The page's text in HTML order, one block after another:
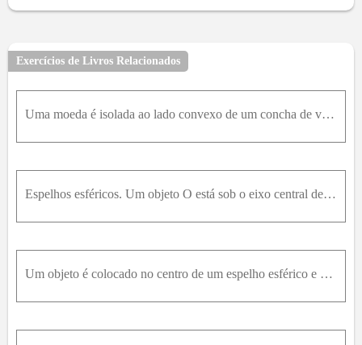
Exercícios de Livros Relacionados
Uma moeda é isolada ao lado convexo de um concha de vidro delgada e esférica com um raio de curvatura de 18,0 cm. Uma imagem da moeda de 1,5 cm de altura é formada há 6,0 cm da concha de vidro. Onde a
Espelhos esféricos. Um objeto O está sob o eixo central de um espelho esférico. Para cada problema a tabela mostra a distância do objeto p (em centímetros), o tipo de espelho e a distância (em centíme
Um objeto é colocado no centro de um espelho esférico e deslocado ao longo do eixo central até uma distância de 70c m do espelho. Durante o movimento, a distância i entre o espelho e a imagem do objet